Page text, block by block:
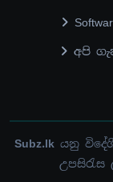
අපි
Subz.lk යනු
උපසිරැස